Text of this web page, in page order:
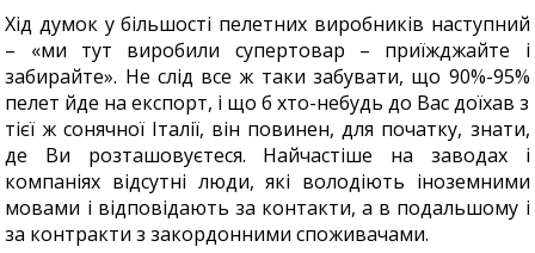
Хід думок у більшості пелетних виробників наступний
– «ми тут виробили супертовар – приїжджайте і
забирайте». Не слід все ж таки забувати, що 90%-95%
пелет йде на експорт, і що б хто-небудь до Вас доїхав з
тієї ж сонячної Італії, він повинен, для початку, знати,
де Ви розташовуєтеся. Найчастіше на заводах і
компаніях відсутні люди, які володіють іноземними
мовами і відповідають за контакти, а в подальшому і
за контракти з закордонними споживачами.